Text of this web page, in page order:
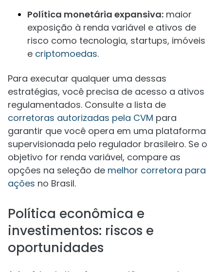
Política monetária expansiva: maior
exposição à renda variável e ativos de
risco como tecnologia, startups, imóveis
e criptomoedas.
Para executar qualquer uma dessas
estratégias, você precisa de acesso a ativos
regulamentados. Consulte a lista de
corretoras autorizadas pela CVM para
garantir que você opera em uma plataforma
supervisionada pelo regulador brasileiro. Se o
objetivo for renda variável, compare as
opções na seleção de melhor corretora para
ações no Brasil.
Política econômica e
investimentos: riscos e
oportunidades